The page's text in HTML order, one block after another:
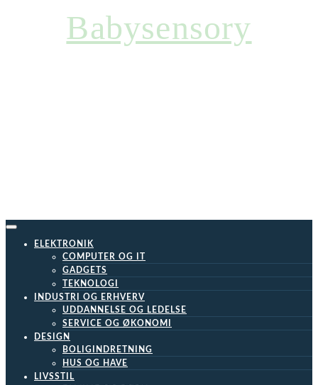
Babysensory
ELEKTRONIK
COMPUTER OG IT
GADGETS
TEKNOLOGI
INDUSTRI OG ERHVERV
UDDANNELSE OG LEDELSE
SERVICE OG ØKONOMI
DESIGN
BOLIGINDRETNING
HUS OG HAVE
LIVSSTIL